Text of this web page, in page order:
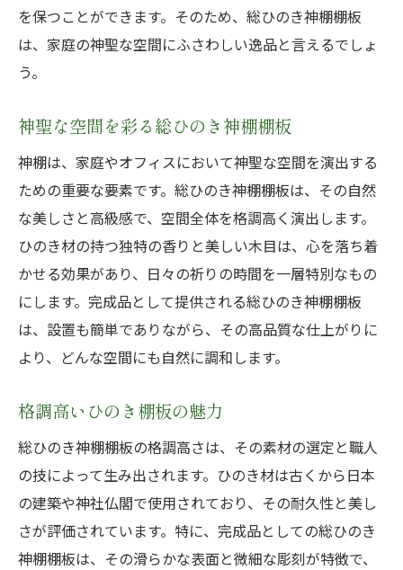
を保つことができます。そのため、総ひのき神棚棚板
は、家庭の神聖な空間にふさわしい逸品と言えるでしょ
う。
神聖な空間を彩る総ひのき神棚棚板
神棚は、家庭やオフィスにおいて神聖な空間を演出する
ための重要な要素です。総ひのき神棚棚板は、その自然
な美しさと高級感で、空間全体を格調高く演出します。
ひのき材の持つ独特の香りと美しい木目は、心を落ち着
かせる効果があり、日々の祈りの時間を一層特別なもの
にします。完成品として提供される総ひのき神棚棚板
は、設置も簡単でありながら、その高品質な仕上がりに
より、どんな空間にも自然に調和します。
格調高いひのき棚板の魅力
総ひのき神棚棚板の格調高さは、その素材の選定と職人
の技によって生み出されます。ひのき材は古くから日本
の建築や神社仏閣で使用されており、その耐久性と美し
さが評価されています。特に、完成品としての総ひのき
神棚棚板は、その滑らかな表面と微細な彫刻が特徴で、